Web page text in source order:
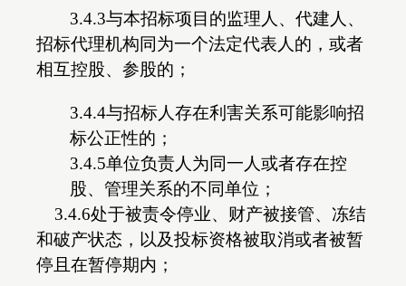
3.4.3与本招标项目的监理人、代建人、
招标代理机构同为一个法定代表人的，或者
相互控股、参股的；
3.4.4与招标人存在利害关系可能影响招
标公正性的；
3.4.5单位负责人为同一人或者存在控
股、管理关系的不同单位；
3.4.6处于被责令停业、财产被接管、冻结
和破产状态，以及投标资格被取消或者被暂
停且在暂停期内；